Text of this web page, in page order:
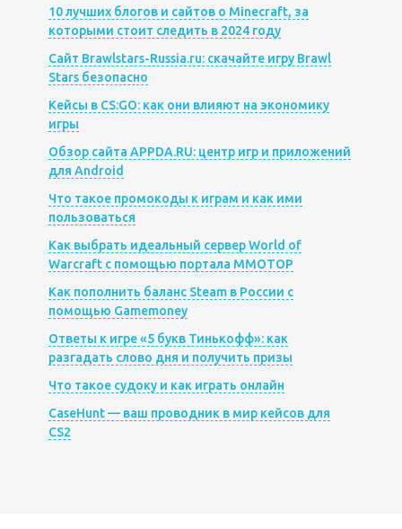
10 лучших блогов и сайтов о Minecraft, за
которыми стоит следить в 2024 году
Сайт Brawlstars-Russia.ru: скачайте игру Brawl
Stars безопасно
Кейсы в CS:GO: как они влияют на экономику
игры
Обзор сайта APPDA.RU: центр игр и приложений
для Android
Что такое промокоды к играм и как ими
пользоваться
Как выбрать идеальный сервер World of
Warcraft с помощью портала MMOTOP
Как пополнить баланс Steam в России с
помощью Gamemoney
Ответы к игре «5 букв Тинькофф»: как
разгадать слово дня и получить призы
Что такое судоку и как играть онлайн
CaseHunt — ваш проводник в мир кейсов для
CS2